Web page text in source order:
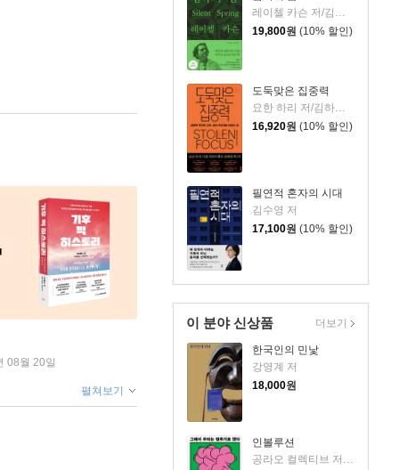
레이첼 카슨 저/김은령 역/홍욱희 감수
19,800원 (10% 할인)
도둑맞은 집중력
요한 하리 저/김하현 역
16,920원 (10% 할인)
필연적 혼자의 시대
김수영 저
17,100원 (10% 할인)
이 분야 신상품
한국인의 민낯
강영계 저
18,000원
인볼루션
더보기
08월 20일
펼쳐보기